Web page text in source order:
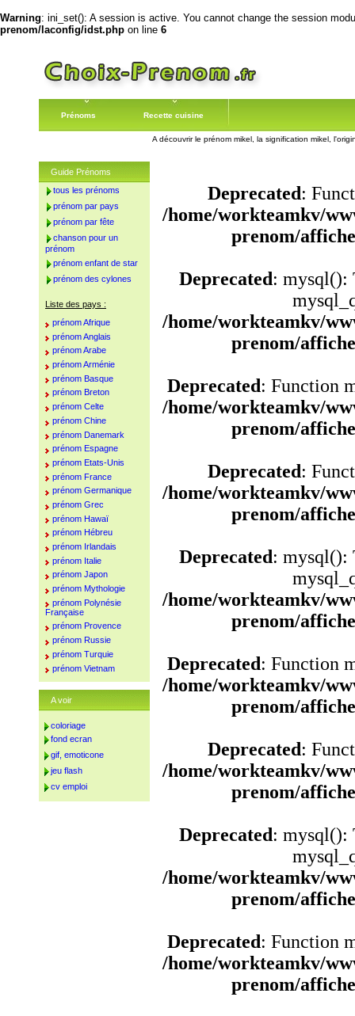
Warning: ini_set(): A session is active. You cannot change the session
prenom/laconfig/idst.php on line 6
Prénoms Recette cuisine
A découvrir le prénom mikel, la signification mikel,
Deprecated:
/home/workteamkv/
prenom/
Deprecated: mysql():
/home/workteamkv/
prenom/
Deprecated: Function
/home/workteamkv/
prenom/
Deprecated:
/home/workteamkv/
prenom/
Deprecated: mysql():
/home/workteamkv/
prenom/
Deprecated: Function
/home/workteamkv/
prenom/
Deprecated:
/home/workteamkv/
prenom/
Deprecated: mysql():
/home/workteamkv/
prenom/
Deprecated: Function
/home/workteamkv/
prenom/
Guide Prénoms
tous les prénoms
prénom par pays
prénom par fête
chanson pour un
prénom
prénom enfant de star
prénom des cylones
Liste des pays :
prénom Afrique
prénom Anglais
prénom Arabe
prénom Arménie
prénom Basque
prénom Breton
prénom Celte
prénom Chine
prénom Danemark
prénom Espagne
prénom Etats-Unis
prénom France
prénom Germanique
prénom Grec
prénom Hawaï
prénom Hébreu
prénom Irlandais
prénom Italie
prénom Japon
prénom Mythologie
prénom Polynésie
Française
prénom Provence
prénom Russie
prénom Turquie
prénom Vietnam
A voir
coloriage
fond ecran
gif, emoticone
jeu flash
cv emploi